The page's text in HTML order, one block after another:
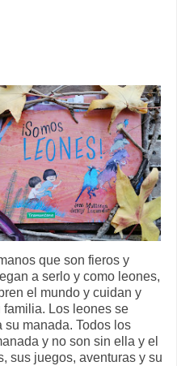
que son fieros y
a serlo y como leones,
el mundo y cuidan y
familia. Los leones se
manada. Todos los
y no son sin ella y el
sus juegos, aventuras y su